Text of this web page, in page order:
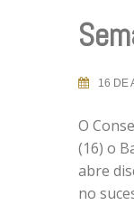
16 DE
O
(16) o
abre
no